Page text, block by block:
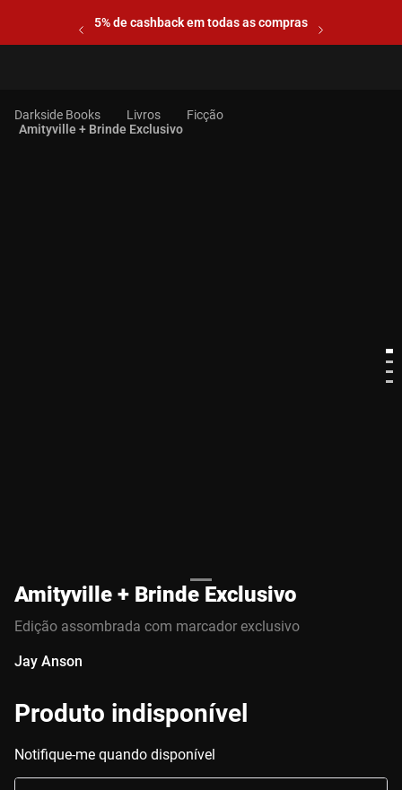
5% de cashback em todas as compras
Livros
Ficção
Amityville + Brinde Exclusivo
Amityville + Brinde Exclusivo
Edição assombrada com marcador exclusivo
Jay Anson